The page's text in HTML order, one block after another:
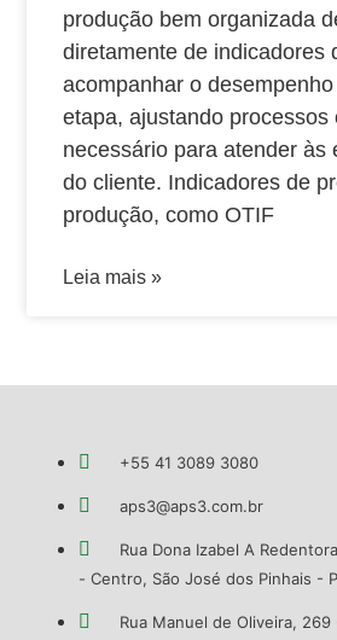
produção bem organizada
diretamente de indicadores
acompanhar o
etapa, ajustando processos
necessário para atender às
do cliente. Indicadores de
produção, como OTIF
Leia mais »
+55 41 3089 3080
aps3@aps3.com.br
Rua Dona Izabel A
- Centro, São José dos Pinhais -
Rua Manuel de Oliveira,